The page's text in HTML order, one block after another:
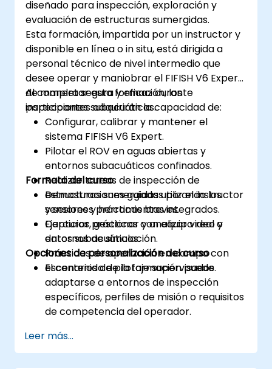
diseñado para inspección, exploración y
evaluación de estructuras sumergidas.
Esta formación, impartida por un instructor y
disponible en línea o in situ, está dirigida a
personal técnico de nivel intermedio que
desee operar y maniobrar el FIFISH V6 Expert
de manera segura y eficaz durante
inspecciones subacuáticas.
Al completar esta formación, los
participantes adquirirán la capacidad de:
Configurar, calibrar y mantener el
sistema FIFISH V6 Expert.
Pilotar el ROV en aguas abiertas y
entornos subacuáticos confinados.
Realizar tareas de inspección de
estructuras sumergidas utilizando los
sensores y herramientas integrados.
Capturar, gestionar y analizar video y
datos subacuáticos.
Formato del curso
Demostraciones guiadas por el instructor
y sesiones prácticas breves.
Ejercicios prácticos con equipo real o
entornos de simulación.
Prácticas de operación en campo con
escenarios de pilotaje supervisados.
Opciones de personalización del curso
El contenido de la formación puede
adaptarse a entornos de inspección
específicos, perfiles de misión o requisitos
de competencia del operador.
Leer más...